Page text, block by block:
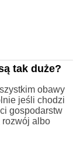
tak duże?
obawy
jeśli chodzi
gospodarstw
rozwój albo